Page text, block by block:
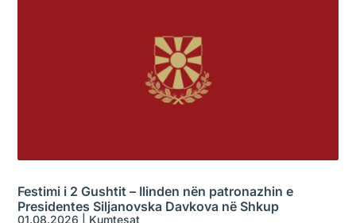
Festimi i 2 Gushtit – Ilinden nën patronazhin e
Presidentes Siljanovska Davkova në Shkup
01.08.2026 Kumtesat